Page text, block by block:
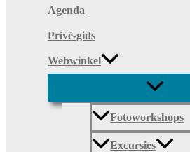
Agenda
Privé-gids
Webwinkel
Fotoworkshops
Excursies